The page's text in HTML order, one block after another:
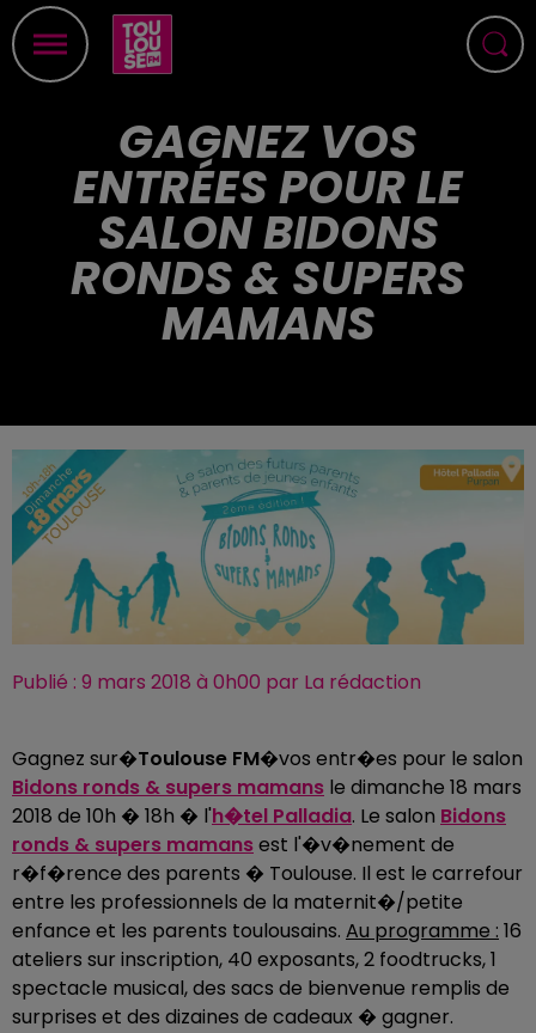
GAGNEZ VOS
ENTRÉES POUR LE
SALON BIDONS
RONDS & SUPERS
MAMANS
Publié : 9 mars 2018 à 0h00 par La rédaction
Gagnez sur�Toulouse FM�vos entr�es pour le salon
Bidons ronds & supers mamans le dimanche 18 mars
2018 de 10h � 18h � l'h�tel Palladia. Le salon Bidons
ronds & supers mamansest l'�v�nement de
r�f�rence des parents � Toulouse. Il est le carrefour
entre les professionnels de la maternit�/petite
enfance et les parents toulousains. Au programme : 16
ateliers sur inscription, 40 exposants, 2 foodtrucks, 1
spectacle musical, des sacs de bienvenue remplis de
surprises et des dizaines de cadeaux � gagner.